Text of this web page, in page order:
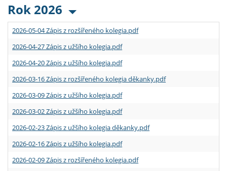
Rok 2026
2026-05-04 Zápis z rozšířeného kolegia.pdf
2026-04-27 Zápis z užšího kolegia.pdf
2026-04-20 Zápis z užšího kolegia.pdf
2026-03-16 Zápis z rozšířeného kolegia děkanky.pdf
2026-03-09 Zápis z užšího kolegia.pdf
2026-03-02 Zápis z užšího kolegia.pdf
2026-02-23 Zápis z užšího kolegia děkanky.pdf
2026-02-16 Zápis z užšího kolegia.pdf
2026-02-09 Zápis z rozšířeného kolegia.pdf